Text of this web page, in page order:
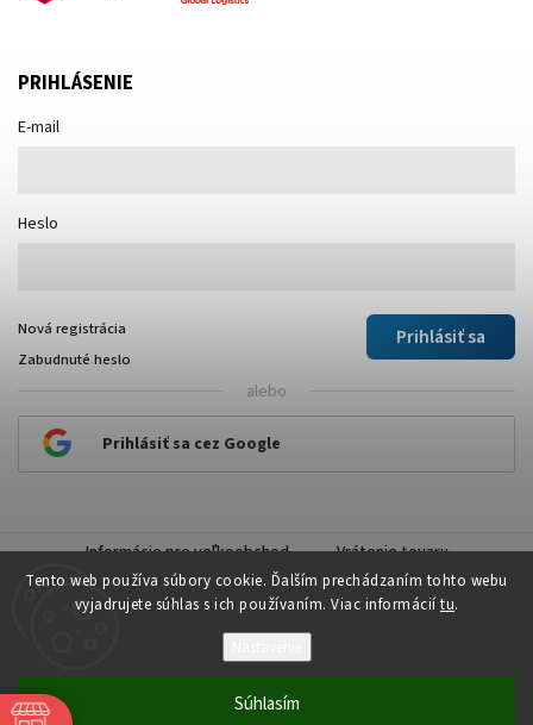
Tento web používa súbory cookie. Ďalším prechádzaním tohto webu
vyjadrujete súhlas s ich používaním. Viac informácií tu.
Súhlasím
PRIHLÁSENIE
E-mail
Heslo
Prihlásiť sa
Nová registrácia
Zabudnuté heslo
alebo
Prihlásiť sa cez Google
Informácie pre veľkoobchod Vrátenie tovaru
Plastick. Všetky práva vyhradené.